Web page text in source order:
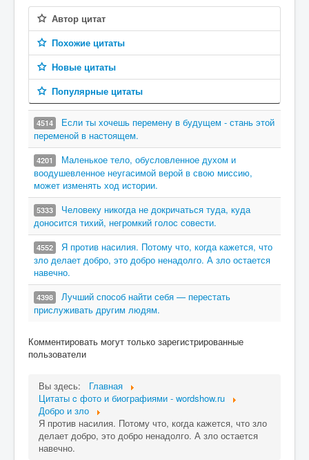
Автор цитат
Похожие цитаты
Новые цитаты
Популярные цитаты
4514
Если ты хочешь перемену в будущем - стань этой
переменой в настоящем.
4201
Маленькое тело, обусловленное духом и
воодушевленное неугасимой верой в свою миссию,
может изменять ход истории.
5333
Человеку никогда не докричаться туда, куда
доносится тихий, негромкий голос совести.
4552
Я против насилия. Потому что, когда кажется, что
зло делает добро, это добро ненадолго. А зло остается
навечно.
4398
Лучший способ найти себя — перестать
прислуживать другим людям.
Комментировать могут только зарегистрированные
пользователи
Вы здесь:
Главная
Цитаты c фото и биографиями - wordshow.ru
Добро и зло
Я против насилия. Потому что, когда кажется, что зло
делает добро, это добро ненадолго. А зло остается
навечно.